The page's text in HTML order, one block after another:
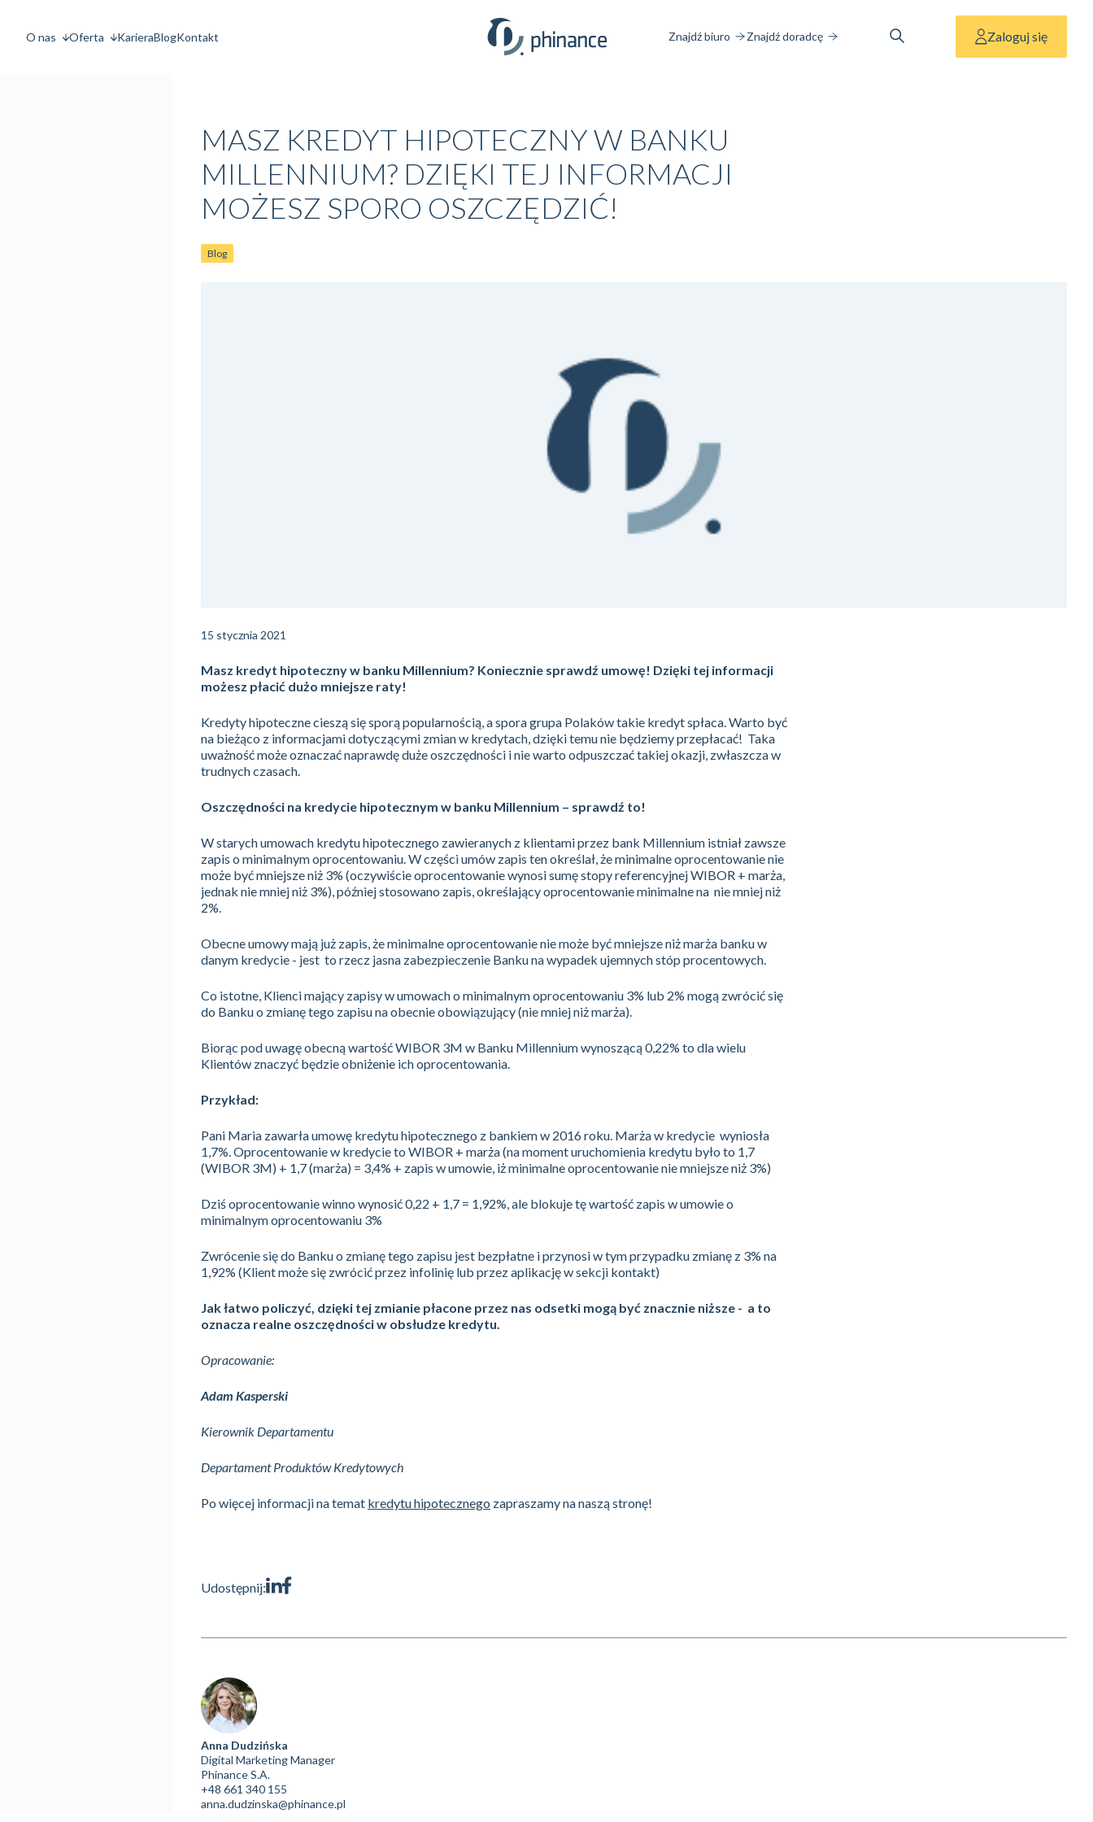
O nas Oferta KarieraBlogKontakt Znajdź biuro Znajdź doradcę Zaloguj się
MASZ KREDYT HIPOTECZNY W BANKU
MILLENNIUM? DZIĘKI TEJ INFORMACJI
MOŻESZ SPORO OSZCZĘDZIĆ!
Blog
15 stycznia 2021
Masz kredyt hipoteczny w banku Millennium? Koniecznie sprawdź umowę! Dzięki tej informacji
możesz płacić dużo mniejsze raty!
Kredyty hipoteczne cieszą się sporą popularnością, a spora grupa Polaków takie kredyt spłaca. Warto być
na bieżąco z informacjami dotyczącymi zmian w kredytach, dzięki temu nie będziemy przepłacać! Taka
uważność może oznaczać naprawdę duże oszczędności i nie warto odpuszczać takiej okazji, zwłaszcza w
trudnych czasach.
Oszczędności na kredycie hipotecznym w banku Millennium – sprawdź to!
W starych umowach kredytu hipotecznego zawieranych z klientami przez bank Millennium istniał zawsze
zapis o minimalnym oprocentowaniu. W części umów zapis ten określał, że minimalne oprocentowanie nie
może być mniejsze niż 3% (oczywiście oprocentowanie wynosi sumę stopy referencyjnej WIBOR + marża,
jednak nie mniej niż 3%), później stosowano zapis, określający oprocentowanie minimalne na nie mniej niż
2%.
Obecne umowy mają już zapis, że minimalne oprocentowanie nie może być mniejsze niż marża banku w
danym kredycie - jest to rzecz jasna zabezpieczenie Banku na wypadek ujemnych stóp procentowych.
Co istotne, Klienci mający zapisy w umowach o minimalnym oprocentowaniu 3% lub 2% mogą zwrócić się
do Banku o zmianę tego zapisu na obecnie obowiązujący (nie mniej niż marża).
Biorąc pod uwagę obecną wartość WIBOR 3M w Banku Millennium wynoszącą 0,22% to dla wielu
Klientów znaczyć będzie obniżenie ich oprocentowania.
Przykład:
Pani Maria zawarła umowę kredytu hipotecznego z bankiem w 2016 roku. Marża w kredycie wyniosła
1,7%. Oprocentowanie w kredycie to WIBOR + marża (na moment uruchomienia kredytu było to 1,7
(WIBOR 3M) + 1,7 (marża) = 3,4% + zapis w umowie, iż minimalne oprocentowanie nie mniejsze niż 3%)
Dziś oprocentowanie winno wynosić 0,22 + 1,7 = 1,92%, ale blokuje tę wartość zapis w umowie o
minimalnym oprocentowaniu 3%
Zwrócenie się do Banku o zmianę tego zapisu jest bezpłatne i przynosi w tym przypadku zmianę z 3% na
1,92% (Klient może się zwrócić przez infolinię lub przez aplikację w sekcji kontakt)
Jak łatwo policzyć, dzięki tej zmianie płacone przez nas odsetki mogą być znacznie niższe - a to
oznacza realne oszczędności w obsłudze kredytu.
Opracowanie:
Adam Kasperski
Kierownik Departamentu
Departament Produktów Kredytowych
Po więcej informacji na temat kredytu hipotecznego zapraszamy na naszą stronę!
Udostępnij:
Anna Dudzińska
Digital Marketing Manager
Phinance S.A.
+48 661 340 155
anna.dudzinska@phinance.pl